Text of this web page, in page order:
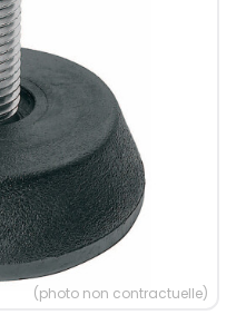
(photo non contractuelle)